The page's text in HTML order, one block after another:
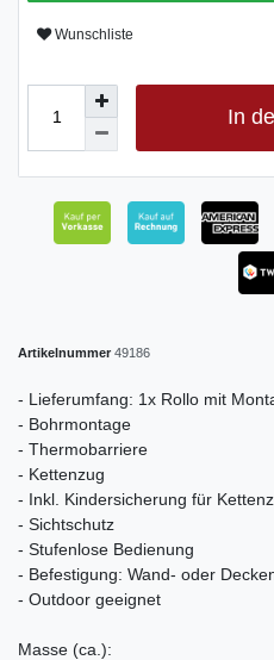
Wunschliste
In
Artikelnummer 49186
- Lieferumfang: 1x Rollo mit
- Bohrmontage
- Thermobarriere
- Kettenzug
- Inkl. Kindersicherung für
- Sichtschutz
- Stufenlose Bedienung
- Befestigung: Wand- oder
- Outdoor geeignet
Masse (ca.):